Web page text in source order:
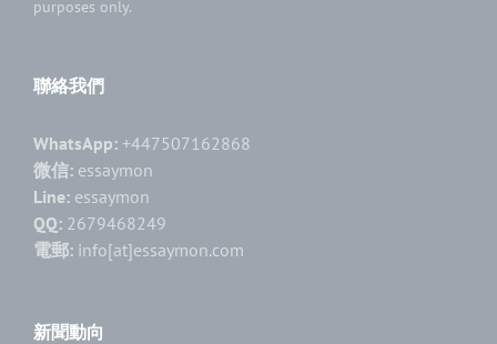
purposes only.
聯絡我們
WhatsApp: +447507162868
微信: essaymon
Line: essaymon
QQ: 2679468249
電郵: info[at]essaymon.com
新聞動向